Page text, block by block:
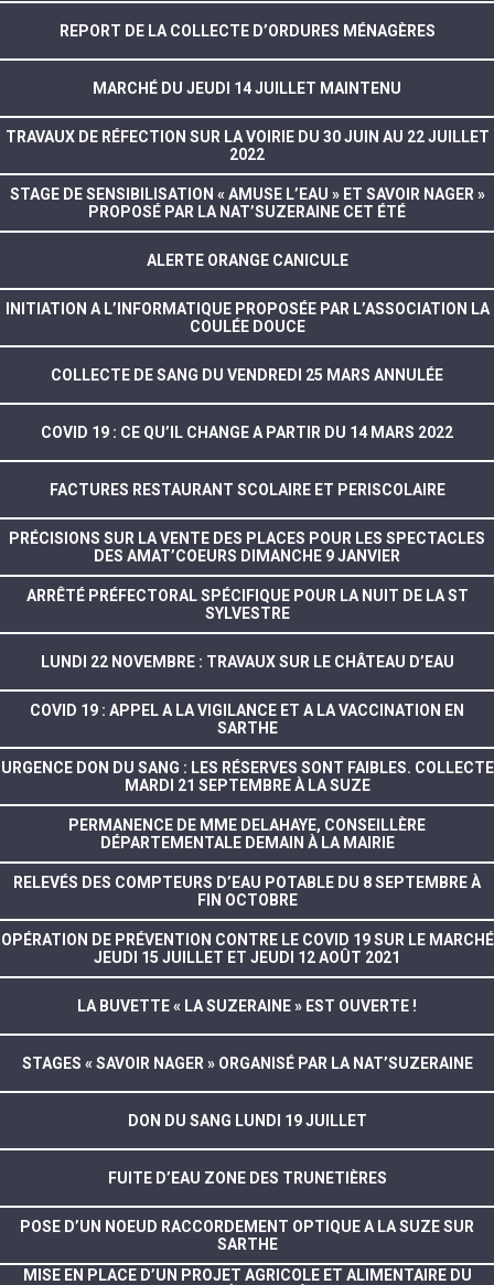
REPORT DE LA COLLECTE D’ORDURES MÉNAGÈRES
MARCHÉ DU JEUDI 14 JUILLET MAINTENU
TRAVAUX DE RÉFECTION SUR LA VOIRIE DU 30 JUIN AU 22 JUILLET
2022
STAGE DE SENSIBILISATION « AMUSE L’EAU » ET SAVOIR NAGER »
PROPOSÉ PAR LA NAT’SUZERAINE CET ÉTÉ
ALERTE ORANGE CANICULE
INITIATION A L’INFORMATIQUE PROPOSÉE PAR L’ASSOCIATION LA
COULÉE DOUCE
COLLECTE DE SANG DU VENDREDI 25 MARS ANNULÉE
COVID 19 : CE QU’IL CHANGE A PARTIR DU 14 MARS 2022
FACTURES RESTAURANT SCOLAIRE ET PERISCOLAIRE
PRÉCISIONS SUR LA VENTE DES PLACES POUR LES SPECTACLES
DES AMAT’COEURS DIMANCHE 9 JANVIER
ARRÊTÉ PRÉFECTORAL SPÉCIFIQUE POUR LA NUIT DE LA ST
SYLVESTRE
LUNDI 22 NOVEMBRE : TRAVAUX SUR LE CHÂTEAU D’EAU
COVID 19 : APPEL A LA VIGILANCE ET A LA VACCINATION EN
SARTHE
URGENCE DON DU SANG : LES RÉSERVES SONT FAIBLES. COLLECTE
MARDI 21 SEPTEMBRE À LA SUZE
PERMANENCE DE MME DELAHAYE, CONSEILLÈRE
DÉPARTEMENTALE DEMAIN À LA MAIRIE
RELEVÉS DES COMPTEURS D’EAU POTABLE DU 8 SEPTEMBRE À
FIN OCTOBRE
OPÉRATION DE PRÉVENTION CONTRE LE COVID 19 SUR LE MARCHÉ
JEUDI 15 JUILLET ET JEUDI 12 AOÛT 2021
LA BUVETTE « LA SUZERAINE » EST OUVERTE !
STAGES « SAVOIR NAGER » ORGANISÉ PAR LA NAT’SUZERAINE
DON DU SANG LUNDI 19 JUILLET
FUITE D’EAU ZONE DES TRUNETIÈRES
POSE D’UN NOEUD RACCORDEMENT OPTIQUE A LA SUZE SUR
SARTHE
MISE EN PLACE D’UN PROJET AGRICOLE ET ALIMENTAIRE DU